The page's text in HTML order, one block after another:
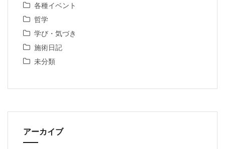
各種イベント
哲学
学び・気づき
施術日記
未分類
アーカイブ